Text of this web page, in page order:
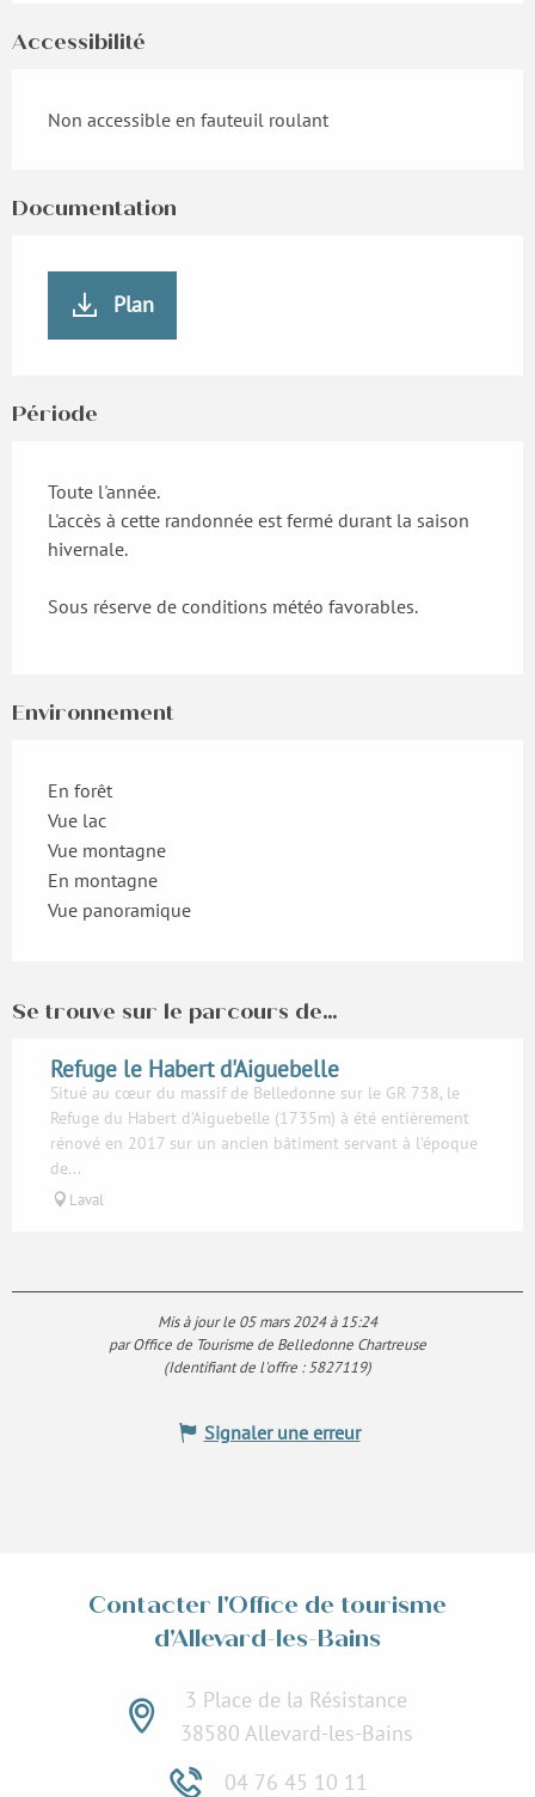
Accessibilité
Non accessible en fauteuil roulant
Documentation
Plan
Période
Toute l'année.
L'accès à cette randonnée est fermé durant la saison
hivernale.
Sous réserve de conditions météo favorables.
Environnement
En forêt
Vue lac
Vue montagne
En montagne
Vue panoramique
Se trouve sur le parcours de...
Refuge le Habert d'Aiguebelle
Situé au cœur du massif de Belledonne sur le GR 738, le
Refuge du Habert d’Aiguebelle (1735m) à été entièrement
rénové en 2017 sur un ancien bâtiment servant à l’époque
de...
Laval
Mis à jour le 05 mars 2024 à 15:24
par Office de Tourisme de Belledonne Chartreuse
(Identifiant de l'offre :5827119)
Signaler une erreur
Contacter l'Office de tourisme
d'Allevard-les-Bains
3 Place de la Résistance
38580 Allevard-les-Bains
04 76 45 10 11